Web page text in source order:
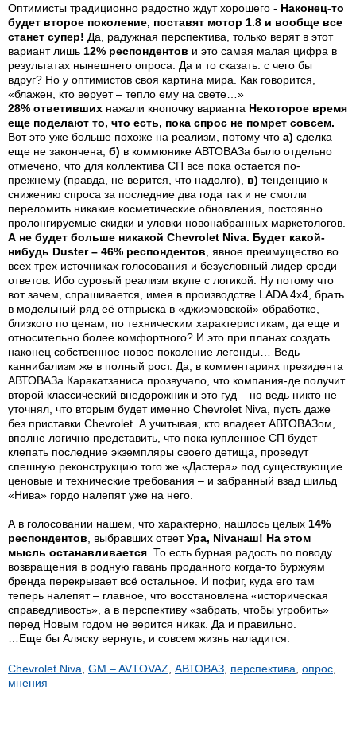
Оптимисты традиционно радостно ждут хорошего - Наконец-то
будет второе поколение, поставят мотор 1.8 и вообще все
станет супер! Да, радужная перспектива, только верят в этот
вариант лишь 12% респондентов и это самая малая цифра в
результатах нынешнего опроса. Да и то сказать: с чего бы
вдруг? Но у оптимистов своя картина мира. Как говорится,
«блажен, кто верует – тепло ему на свете…»
28% ответивших нажали кнопочку варианта Некоторое время
еще поделают то, что есть, пока спрос не помрет совсем.
Вот это уже больше похоже на реализм, потому что а) сделка
еще не закончена, б) в коммюнике АВТОВАЗа было отдельно
отмечено, что для коллектива СП все пока остается по-
прежнему (правда, не верится, что надолго), в) тенденцию к
снижению спроса за последние два года так и не смогли
переломить никакие косметические обновления, постоянно
пролонгируемые скидки и уловки новонабранных маркетологов.
А не будет больше никакой Chevrolet Niva. Будет какой-
нибудь Duster – 46% респондентов , явное преимущество во
всех трех источниках голосования и безусловный лидер среди
ответов. Ибо суровый реализм вкупе с логикой. Ну потому что
вот зачем, спрашивается, имея в производстве LADA 4x4, брать
в модельный ряд её отпрыска в «джиэмовской» обработке,
близкого по ценам, по техническим характеристикам, да еще и
относительно более комфортного? И это при планах создать
наконец собственное новое поколение легенды… Ведь
каннибализм же в полный рост. Да, в комментариях президента
АВТОВАЗа Каракатзаниса прозвучало, что компания-де получит
второй классический внедорожник и это гуд – но ведь никто не
уточнял, что вторым будет именно Chevrolet Niva, пусть даже
без приставки Chevrolet. А учитывая, кто владеет АВТОВАЗом,
вполне логично представить, что пока купленное СП будет
клепать последние экземпляры своего детища, проведут
спешную реконструкцию того же «Дастера» под существующие
ценовые и технические требования – и забранный взад шильд
«Нива» гордо налепят уже на него.
А в голосовании нашем, что характерно, нашлось целых 14%
респондентов , выбравших ответУра, Nivaнаш! На этом
мысль останавливается . То есть бурная радость по поводу
возвращения в родную гавань проданного когда-то буржуям
бренда перекрывает всё остальное. И пофиг, куда его там
теперь налепят – главное, что восстановлена «историческая
справедливость», а в перспективу «забрать, чтобы угробить»
перед Новым годом не верится никак. Да и правильно.
…Еще бы Аляску вернуть, и совсем жизнь наладится.
Chevrolet Niva GM – AVTOVAZ АВТОВАЗ перспектива опрос
мнения